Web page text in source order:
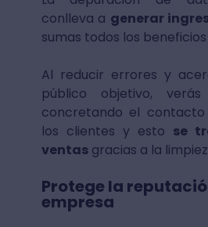
conlleva a generar
sumas todos los
Al reducir errores y
público objetivo,
concretando el
los clientes y esto se
ventasgracias a la
Protege la
empresa